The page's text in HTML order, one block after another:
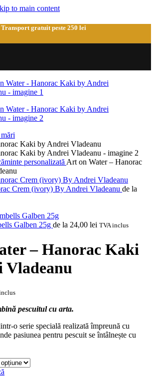
to main content
Transport gratuit peste 250 lei
personalizată Art on Water – Hanorac
Crem (ivory) By Andrei Vladeanu de la
Galben 25g de la 24,00 lei TVA inclus
– Hanorac Kaki
Vladeanu
pescuitul cu arta.
o serie specială realizată împreună cu
pasiunea pentru pescuit se întâlnește cu